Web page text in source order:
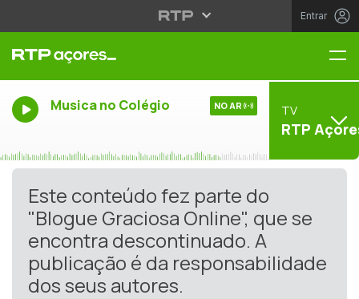
Entrar
Musica no Colégio NO AR TV
RTP
Este conteúdo fez parte do
"Blogue Graciosa Online", que se
encontra descontinuado. A
publicação é da responsabilidade
dos seus autores.